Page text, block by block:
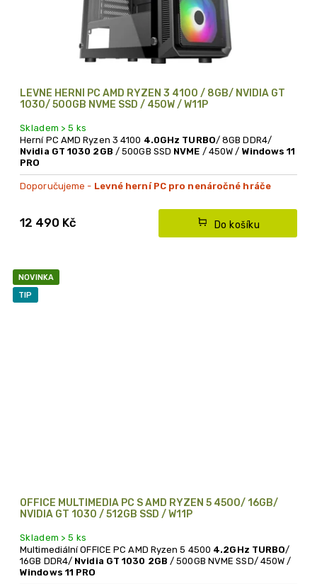
LEVNÉ HERNÍ PC AMD RYZEN 3 4100 / 8GB/ NVIDIA GT
1030/ 500GB NVME SSD / 450W / W11P
Skladem > 5 ks
12 490 Kč Do košíku
Herní PC AMD Ryzen 3 4100 4.0GHz TURBO/ 8GB DDR4/
Nvidia GT 1030 2GB / 500GB SSD NVME / 450W / Windows 11
PRO
Doporučujeme - Levné herní PC pro nenáročné hráče
NOVINKA
TIP
OFFICE MULTIMEDIA PC S AMD RYZEN 5 4500/ 16GB/
NVIDIA GT 1030 / 512GB SSD / W11P
Skladem > 5 ks
Multimediální OFFICE PC AMD Ryzen 5 4500 4.2GHz TURBO/
16GB DDR4/ Nvidia GT 1030 2GB / 500GB NVME SSD/ 450W /
Windows 11 PRO